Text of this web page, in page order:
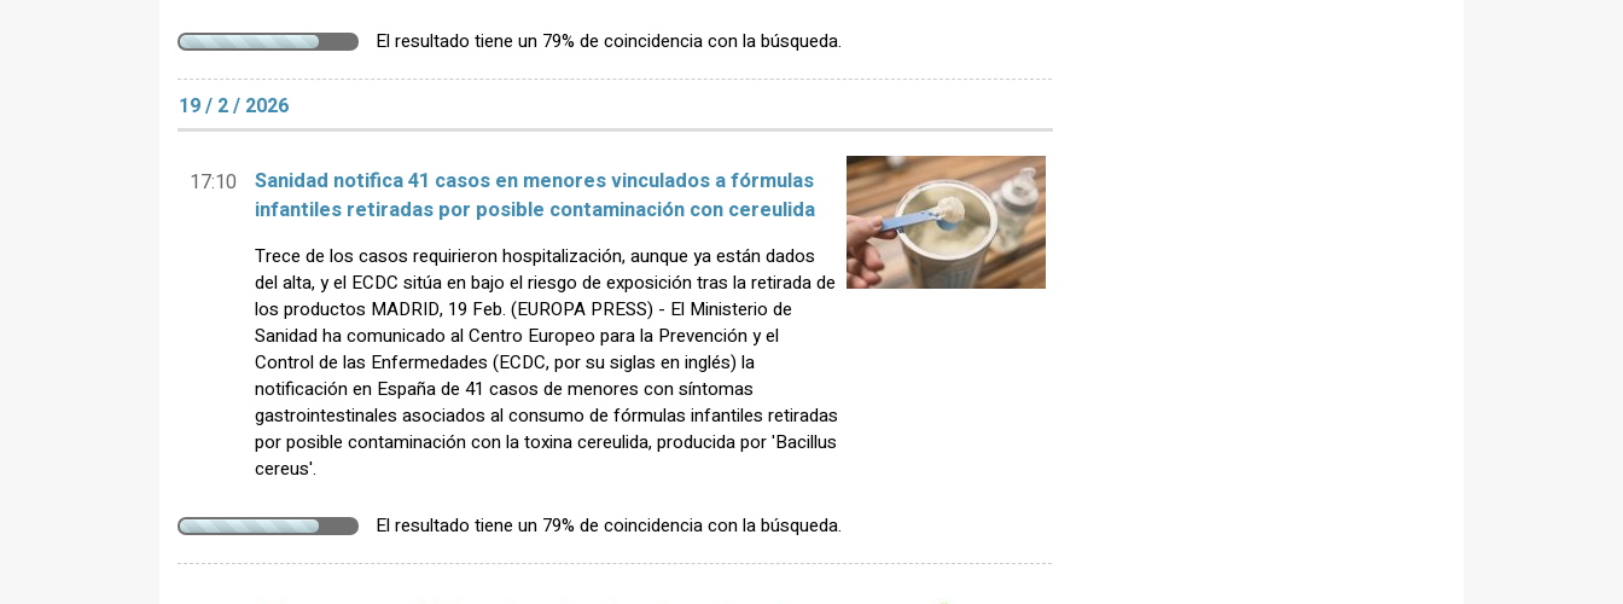
El resultado tiene un 79% de coincidencia con la búsqueda.
19 / 2 / 2026
17:10
Sanidad notifica 41 casos en menores vinculados a fórmulas
infantiles retiradas por posible contaminación con cereulida
Trece de los casos requirieron hospitalización, aunque ya están dados
del alta, y el ECDC sitúa en bajo el riesgo de exposición tras la retirada de
los productos MADRID, 19 Feb. (EUROPA PRESS) - El Ministerio de
Sanidad ha comunicado al Centro Europeo para la Prevención y el
Control de las Enfermedades (ECDC, por su siglas en inglés) la
notificación en España de 41 casos de menores con síntomas
gastrointestinales asociados al consumo de fórmulas infantiles retiradas
por posible contaminación con la toxina cereulida, producida por 'Bacillus
cereus'.
El resultado tiene un 79% de coincidencia con la búsqueda.